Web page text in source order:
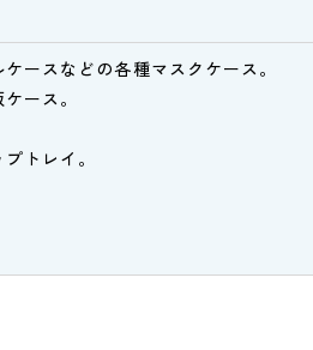
ースなどの各種マスクケース。
ース。
トレイ。